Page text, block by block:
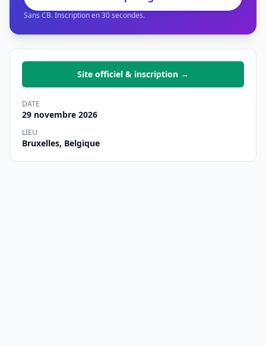
Sans CB. Inscription en 30 secondes.
Site officiel & inscription →
DATE
29 novembre 2026
LIEU
Bruxelles, Belgique